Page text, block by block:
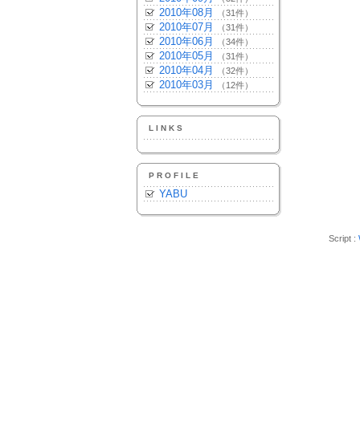
2010年08月 （31件）
2010年07月 （31件）
2010年06月 （34件）
2010年05月 （31件）
2010年04月 （32件）
2010年03月 （12件）
LINKS
PROFILE
YABU
Script :